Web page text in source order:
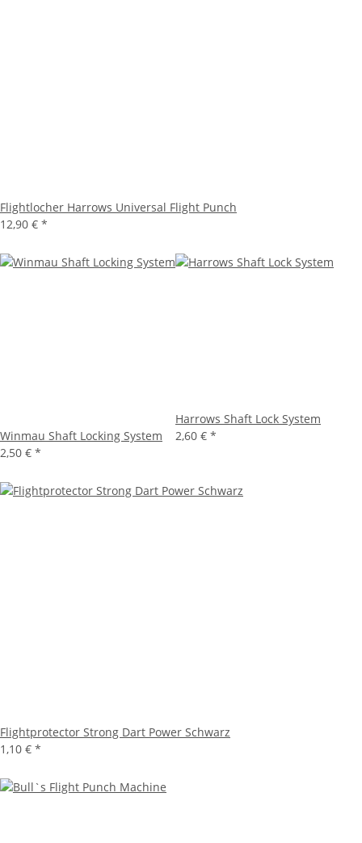
Flightlocher Harrows Universal Flight Punch
12,90 € *
Winmau Shaft Locking System
2,50 € *
Harrows Shaft Lock System
2,60 € *
Flightprotector Strong Dart Power Schwarz
1,10 € *